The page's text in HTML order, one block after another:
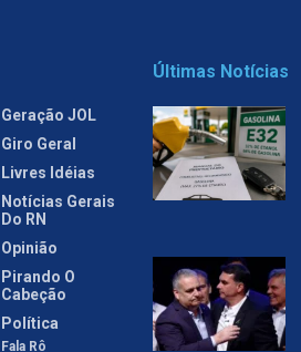
Geração JOL
Giro Geral
Livres Idéias
Notícias Gerais
Do RN
Opinião
Pirando O
Cabeção
Política
Fala Rô
Últimas Notícias